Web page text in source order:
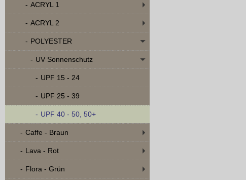
ACRYL 1
ACRYL 2
POLYESTER
UV Sonnenschutz
UPF 15 - 24
UPF 25 - 39
UPF 40 - 50, 50+
Caffe - Braun
Lava - Rot
Flora - Grün